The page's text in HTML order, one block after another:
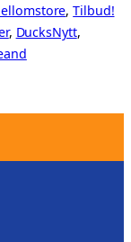
, Tilbud!
, DucksNytt